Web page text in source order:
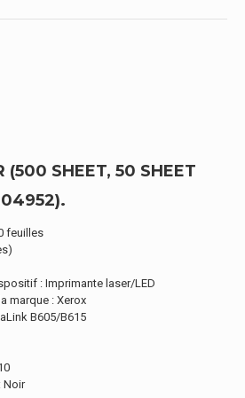
(500 SHEET, 50 SHEET
feuilles
: Imprimante laser/LED
marque : Xerox
B605/B615
Noir